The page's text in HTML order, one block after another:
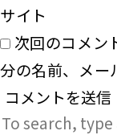
サイト
次回のコメン
分の名前、メー